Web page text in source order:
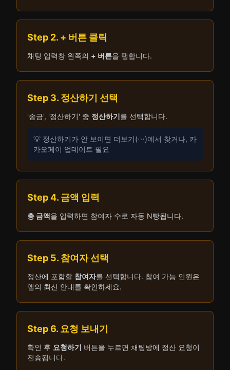
Step 2. + 버튼 클릭
채팅 입력창 왼쪽의 + 버튼을 탭합니다.
Step 3. 정산하기 선택
'송금', '정산하기' 중 정산하기를 선택합니다.
💡 정산하기가 안 보이면 더보기(⋯)에서 찾거나, 카
카오페이 업데이트 필요
Step 4. 금액 입력
총 금액을 입력하면 참여자 수로 자동 N빵됩니다.
Step 5. 참여자 선택
정산에 포함할 참여자를 선택합니다. 참여 가능 인원은
앱의 최신 안내를 확인하세요.
Step 6. 요청 보내기
확인 후 요청하기 버튼을 누르면 채팅방에 정산 요청이
전송됩니다.